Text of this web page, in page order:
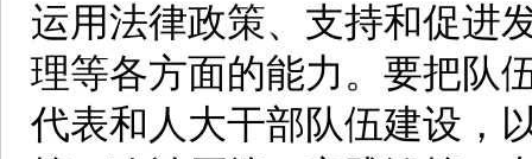
运用法律政策、支持和促进
理等各方面的能力。要把队
代表和人大干部队伍建设，